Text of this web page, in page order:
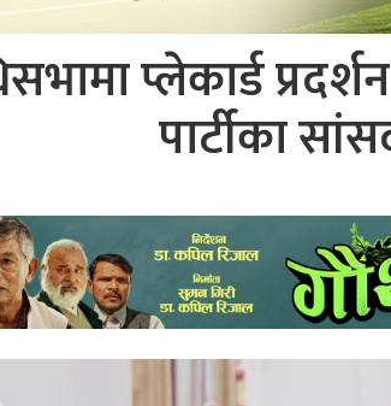
प्लेकार्ड
पार्टीका